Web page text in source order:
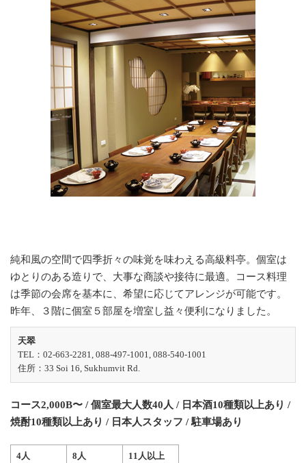
純和風の空間で四季折々の味覚を味わえる高級料亭。個室は
ゆとりのある造りで、大事な商談や接待に最適。コース料理
は季節の会席を基本に、希望に応じてアレンジが可能です。
昨年、３階に個室５部屋を増室し益々便利になりました。
天翠
TEL：02-663-2281, 088-497-1001, 088-540-1001
住所：33 Soi 16, Sukhumvit Rd.
コース2,000B〜 / 個室最大人数40人 / 日本酒10種類以上あり /
焼酎10種類以上あり / 日本人スタッフ / 駐車場あり
4人 8人 11人以上